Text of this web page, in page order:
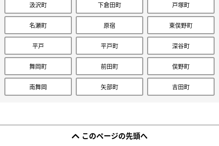
汲沢町 下倉田町 戸塚町
名瀬町 原宿 東俣野町
平戸 平戸町 深谷町
舞岡町 前田町 俣野町
南舞岡 矢部町 吉田町
このページの先頭へ